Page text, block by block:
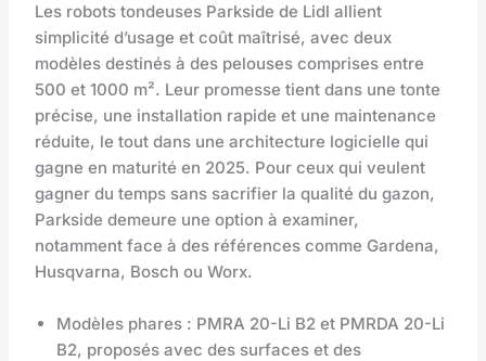
Les robots tondeuses Parkside de Lidl allient
simplicité d’usage et coût maîtrisé, avec deux
modèles destinés à des pelouses comprises entre
500 et 1000 m². Leur promesse tient dans une tonte
précise, une installation rapide et une maintenance
réduite, le tout dans une architecture logicielle qui
gagne en maturité en 2025. Pour ceux qui veulent
gagner du temps sans sacrifier la qualité du gazon,
Parkside demeure une option à examiner,
notamment face à des références comme Gardena,
Husqvarna, Bosch ou Worx.
Modèles phares : PMRA 20-Li B2 et PMRDA 20-Li
B2, proposés avec des surfaces et des